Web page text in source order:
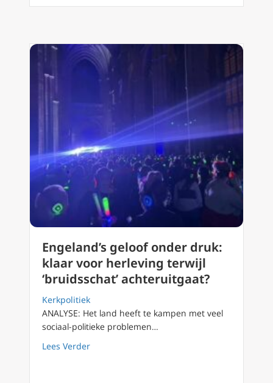
Engeland’s geloof onder druk:
klaar voor herleving terwijl
‘bruidsschat’ achteruitgaat?
Kerkpolitiek
ANALYSE: Het land heeft te kampen met veel
sociaal-politieke problemen…
Lees Verderabout Engeland’s geloof onder druk: klaar